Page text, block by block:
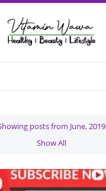
posts from June, 2019
Show All